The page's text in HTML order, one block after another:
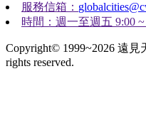
服務信箱：
時間：週一至週五 9:00 ~
Copyright© 1999~2026 遠
rights reserved.